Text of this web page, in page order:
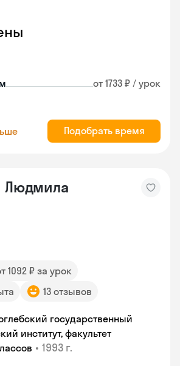
от 1733 ₽ / урок
Подобрать время
Людмила
1092 ₽ за урок
13 отзывов
государственный
институт, факультет
• 1993 г.